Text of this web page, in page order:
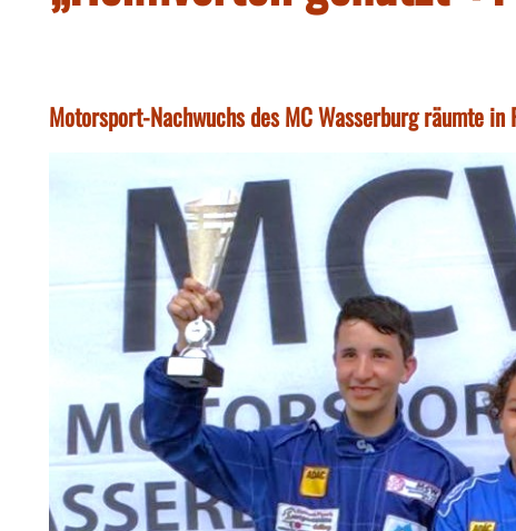
Motorsport-Nachwuchs des MC Wasserburg räumte in